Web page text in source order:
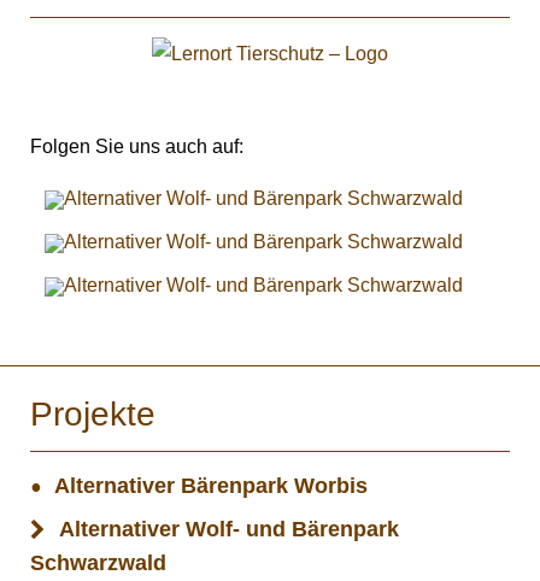
Folgen Sie uns auch auf:
Projekte
Alternativer Bärenpark Worbis
Alternativer Wolf- und Bärenpark
Schwarzwald